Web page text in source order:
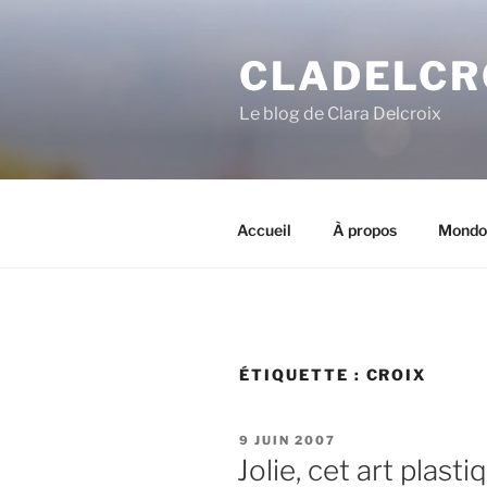
Le blog de Clara Delcroix
Accueil À propos
ÉTIQUETTE : CROIX
P
U
9 JUIN 2007
Jolie, cet art